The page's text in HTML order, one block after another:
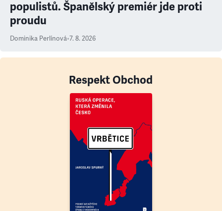
populistů. Španělský premiér jde proti
proudu
Dominika Perlínová•7. 8. 2026
Respekt Obchod